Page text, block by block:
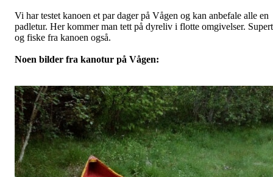
Vi har testet kanoen et par dager på Vågen og kan anbefale alle en
padletur. Her kommer man tett på dyreliv i flotte omgivelser. Supert
og fiske fra kanoen også.
Noen bilder fra kanotur på Vågen: